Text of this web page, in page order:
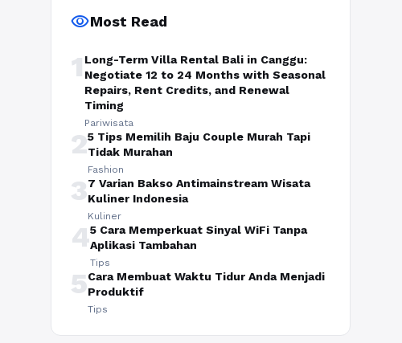
visibilityMost Read
1 Long-Term Villa Rental Bali in Canggu:
Negotiate 12 to 24 Months with Seasonal
Repairs, Rent Credits, and Renewal
Timing
Pariwisata
25 Tips Memilih Baju Couple Murah Tapi
Tidak Murahan
Fashion
37 Varian Bakso Antimainstream Wisata
Kuliner Indonesia
Kuliner
45 Cara Memperkuat Sinyal WiFi Tanpa
Aplikasi Tambahan
Tips
5Cara Membuat Waktu Tidur Anda Menjadi
Produktif
Tips